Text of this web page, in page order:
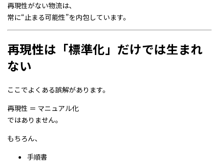
再現性がない物流は、
常に“止まる可能性”を内包しています。
再現性は「標準化」だけでは生まれ
ない
ここでよくある誤解があります。
再現性 ＝ マニュアル化
ではありません。
もちろん、
手順書